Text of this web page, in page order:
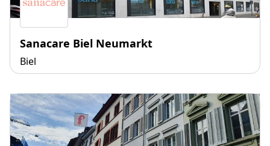
Sanacare Biel Neumarkt
Biel